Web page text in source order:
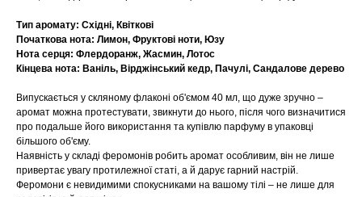
Тип аромату: Східні, Квіткові
Початкова нота: Лимон, Фруктові ноти, Юзу
Нота серця: Флердоранж, Жасмин, Лотос
Кінцева нота: Ваніль, Вірджінський кедр, Пачулі, Сандалове дерево
Випускається у скляному флаконі об'ємом 40 мл, що дуже зручно –
аромат можна протестувати, звикнути до нього, після чого визначитися
про подальше його використання та купівлю парфуму в упаковці
більшого об'єму.
Наявність у складі феромонів робить аромат особливим, він не лише
привертає увагу протилежної статі, а й дарує гарний настрій.
Феромони є невидимими спокусниками на вашому тілі – не лише для